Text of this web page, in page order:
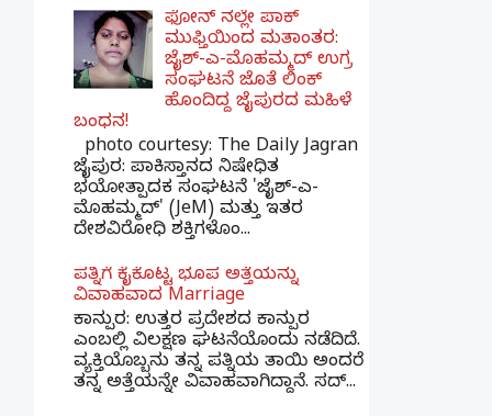
ಫೋನ್ ನಲ್ಲೇ ಪಾಕ್
ಮುಫ್ತಿಯಿಂದ ಮತಾಂತರ:
ಜೈಶ್-ಎ-ಮೊಹಮ್ಮದ್ ಉಗ್ರ
ಸಂಘಟನೆ ಜೊತೆ ಲಿಂಕ್
ಹೊಂದಿದ್ದ ಜೈಪುರದ ಮಹಿಳೆ
ಬಂಧನ!
photo courtesy: The Daily Jagran
ಜೈಪುರ: ಪಾಕಿಸ್ತಾನದ ನಿಷೇಧಿತ
ಭಯೋತ್ಪಾದಕ ಸಂಘಟನೆ 'ಜೈಶ್-ಎ-
ಮೊಹಮ್ಮದ್' (JeM) ಮತ್ತು ಇತರ
ದೇಶವಿರೋಧಿ ಶಕ್ತಿಗಳೊಂ...
ಪತ್ನಿಗೆ ಕೈಕೊಟ್ಟ ಭೂಪ ಅತ್ತೆಯನ್ನು
ವಿವಾಹವಾದ Marriage
ಕಾನ್ಪುರ: ಉತ್ತರ ಪ್ರದೇಶದ ಕಾನ್ಪುರ
ಎಂಬಲ್ಲಿ ವಿಲಕ್ಷಣ ಘಟನೆಯೊಂದು ನಡೆದಿದೆ.
ವ್ಯಕ್ತಿಯೊಬ್ಬನು ತನ್ನ ಪತ್ನಿಯ ತಾಯಿ ಅಂದರೆ
ತನ್ನ ಅತ್ತೆಯನ್ನೇ ವಿವಾಹವಾಗಿದ್ದಾನೆ. ಸದ್...